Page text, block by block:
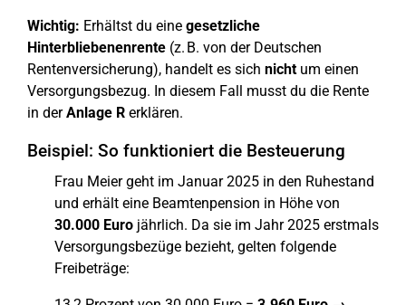
Wichtig: Erhältst du eine gesetzliche
Hinterbliebenenrente (z. B. von der Deutschen
Rentenversicherung), handelt es sich nichtum einen
Versorgungsbezug. In diesem Fall musst du die Rente
in derAnlage R erklären.
Beispiel: So funktioniert die Besteuerung
Frau Meier geht im Januar 2025 in den Ruhestand
und erhält eine Beamtenpension in Höhe von
30.000 Euro jährlich. Da sie im Jahr 2025 erstmals
Versorgungsbezüge bezieht, gelten folgende
Freibeträge: